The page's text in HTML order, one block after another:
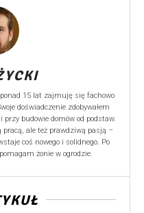
15 lat zajmuję się fachowo
doświadczenie zdobywałem
budowie domów od podstaw.
ale też prawdziwą pasją –
coś nowego i solidnego. Po
żonie w ogrodzie.